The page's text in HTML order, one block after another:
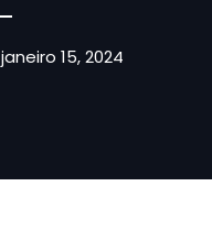
janeiro 15, 2024